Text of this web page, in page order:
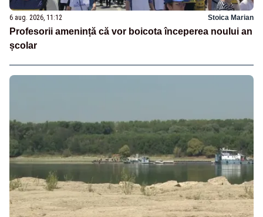
6 aug. 2026, 11:12 Stoica Marian
Profesorii amenință că vor boicota începerea noului an
școlar